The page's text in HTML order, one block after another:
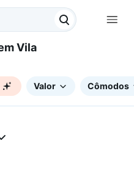
Valor Cômodos